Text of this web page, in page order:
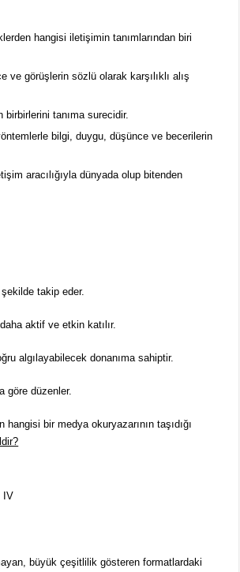
hangisi iletişimin tanımlarından biri
ve görüşlerin sözlü olarak karşılıklı alış
tanıma surecidir.
bilgi, duygu, düşünce ve becerilerin
aracılığıyla dünyada olup bitenden
takip eder.
aktif ve etkin katılır.
algılayabilecek donanıma sahiptir.
göre düzenler.
hangisi bir medya okuryazarının taşıdığı
IV
büyük çeşitlilik gösteren formatlardaki